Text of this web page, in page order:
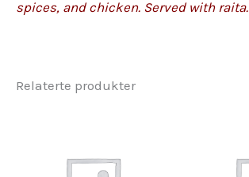
spices, and chicken. Served with raita.
Relaterte produkter